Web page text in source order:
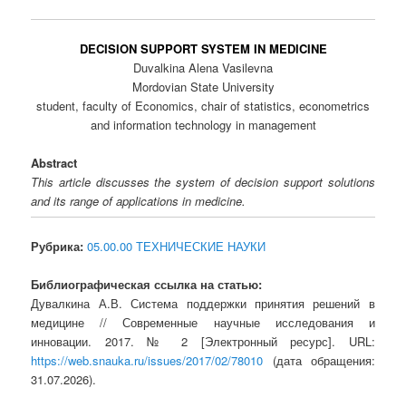
DECISION SUPPORT SYSTEM IN MEDICINE
Duvalkina Alena Vasilevna
Mordovian State University
student, faculty of Economics, chair of statistics, econometrics
and information technology in management
Abstract
This article discusses the system of decision support solutions
and its range of applications in medicine.
Рубрика: 05.00.00 ТЕХНИЧЕСКИЕ НАУКИ
Библиографическая ссылка на статью:
Дувалкина А.В. Система поддержки принятия решений в
медицине // Современные научные исследования и
инновации. 2017. № 2 [Электронный ресурс]. URL:
https://web.snauka.ru/issues/2017/02/78010 (дата обращения:
31.07.2026).